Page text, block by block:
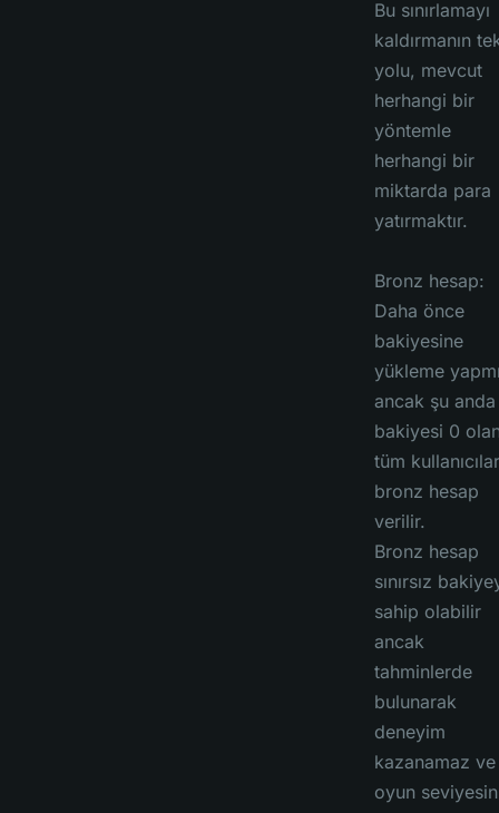
Bu sınırlamayı
kaldırmanın
yolu, mevcut
herhangi bir
yöntemle
herhangi bir
miktarda para
yatırmaktır.
Bronz hesap:
Daha önce
bakiyesine
yükleme
ancak şu anda
bakiyesi 0
tüm
bronz hesap
verilir.
Bronz hesap
sınırsız
sahip olabilir
ancak
tahminlerde
bulunarak
deneyim
kazanamaz ve
oyun